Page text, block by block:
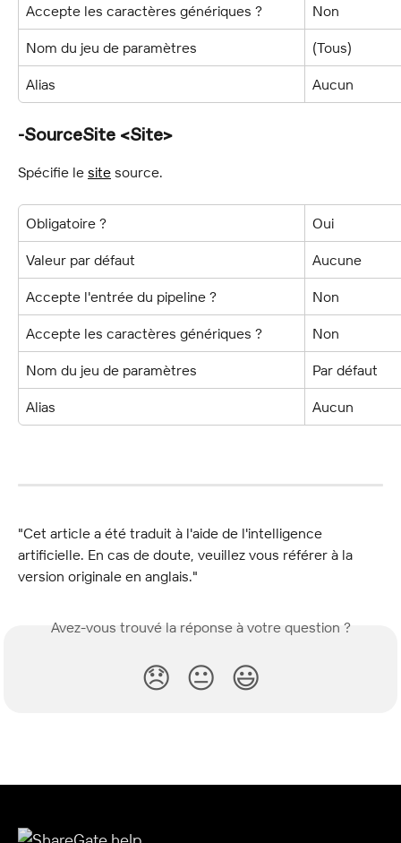
Accepte les caractères génériques ? Non
Nom du jeu de paramètres (Tous)
Alias Aucun
-SourceSite <Site>
Spécifie le site source.
Obligatoire ? Oui
Valeur par défaut Aucune
Accepte l'entrée du pipeline ? Non
Accepte les caractères génériques ? Non
Nom du jeu de paramètres Par défaut
Alias Aucun
"Cet article a été traduit à l'aide de l'intelligence
artificielle. En cas de doute, veuillez vous référer à la
version originale en anglais."
Avez-vous trouvé la réponse à votre question ?
😞 😐 😃